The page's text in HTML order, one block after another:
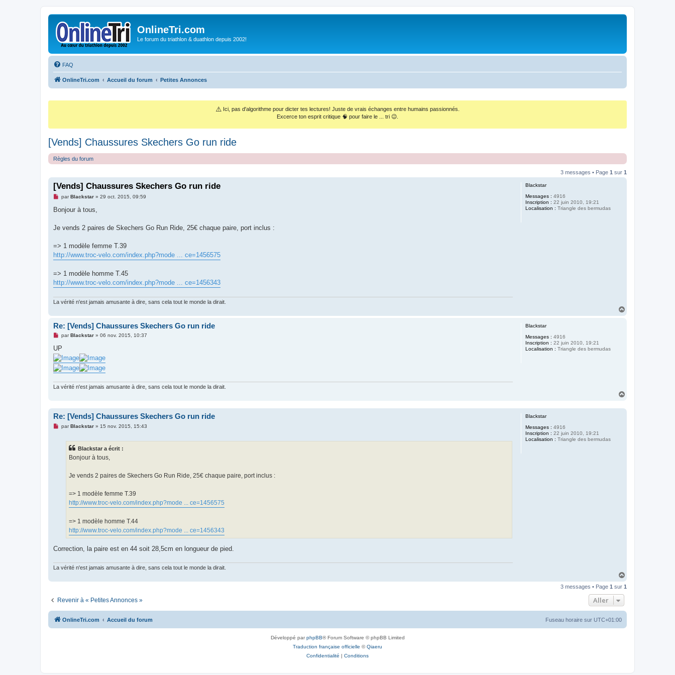
OnlineTri.com
Le forum du triathlon & duathlon depuis 2002!
FAQ
OnlineTri.com Accueil du forum Petites Annonces
⚠️ Ici, pas d'algorithme pour dicter tes lectures! Juste de vrais échanges entre humains passionnés.
Excerce ton esprit critique 🧠 pour faire le ... tri 😉.
[Vends] Chaussures Skechers Go run ride
Règles du forum
3 messages • Page 1 sur 1
Blackstar
Messages : 4916
Inscription : 22 juin 2010, 19:21
Localisation : Triangle des bermudas
[Vends] Chaussures Skechers Go run ride
M
s
g
o
l
parBlackstar» 29 oct. 2015, 09:59
Bonjour à tous,
Je vends 2 paires de Skechers Go Run Ride, 25€ chaque paire, port inclus :
=> 1 modèle femme T.39
http://www.troc-velo.com/index.php?mode ... ce=1456575
=> 1 modèle homme T.45
http://www.troc-velo.com/index.php?mode ... ce=1456343
La vérité n'est jamais amusante à dire, sans cela tout le monde la dirait.
Blackstar
Messages : 4916
Inscription : 22 juin 2010, 19:21
Localisation : Triangle des bermudas
Re: [Vends] Chaussures Skechers Go run ride
M
s
s
a
g
e
o
n
par Blackstar» 06 nov. 2015, 10:37
UP
La vérité n'est jamais amusante à dire, sans cela tout le monde la dirait.
Blackstar
Messages : 4916
Inscription : 22 juin 2010, 19:21
Localisation : Triangle des bermudas
Re: [Vends] Chaussures Skechers Go run ride
MparBlackstar» 15 nov. 2015, 15:43
Blackstar a écrit :
Bonjour à tous,
Je vends 2 paires de Skechers Go Run Ride, 25€ chaque paire, port inclus :
=> 1 modèle femme T.39
http://www.troc-velo.com/index.php?mode ... ce=1456575
=> 1 modèle homme T.44
http://www.troc-velo.com/index.php?mode ... ce=1456343
Correction, la paire est en 44 soit 28,5cm en longueur de pied.
La vérité n'est jamais amusante à dire, sans cela tout le monde la dirait.
u
3 messages • Page 1 sur 1
Revenir à « Petites Annonces » Aller
OnlineTri.com Accueil du forum Fuseau horaire sur UTC+01:00
Développé parphpBB® Forum Software © phpBB Limited
Traduction française officielle ©Qiaeru
Confidentialité | Conditions